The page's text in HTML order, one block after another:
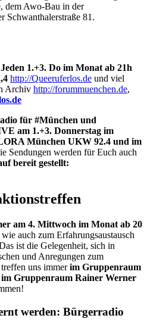
dem Awo-Bau in der
Schwanthalerstraße 81.
Jeden 1.+3. Do im Monat ab 21h
http://Queeruferlos.de und viel
Archiv http://forummuenchen.de,
für #München und
am 1.+3. Donnerstag im
München UKW 92.4 und im
Sendungen werden für Euch auch
bereit gestellt:
am 4. Mittwoch im Monat ab 20
wie auch zum Erfahrungsaustausch
ist die Gelegenheit, sich in
und Anregungen zum
uns immerim Gruppenraum
Gruppenraum Rainer Werner
werden: Bürgerradio